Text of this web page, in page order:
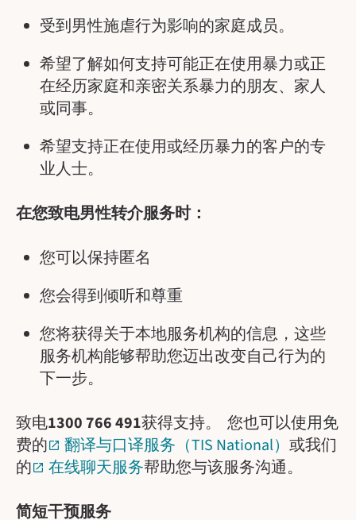
受到男性施虐行为影响的家庭成员。
希望了解如何支持可能正在使用暴力或正
在经历家庭和亲密关系暴力的朋友、家人
或同事。
希望支持正在使用或经历暴力的客户的专
业人士。
在您致电男性转介服务时：
您可以保持匿名
您会得到倾听和尊重
您将获得关于本地服务机构的信息，这些
服务机构能够帮助您迈出改变自己行为的
下一步。
致电1300 766 491获得支持。 您也可以使用免
费的
翻译与口译服务（TIS National） 或我们
的
在线聊天服务帮助您与该服务沟通。
简短干预服务